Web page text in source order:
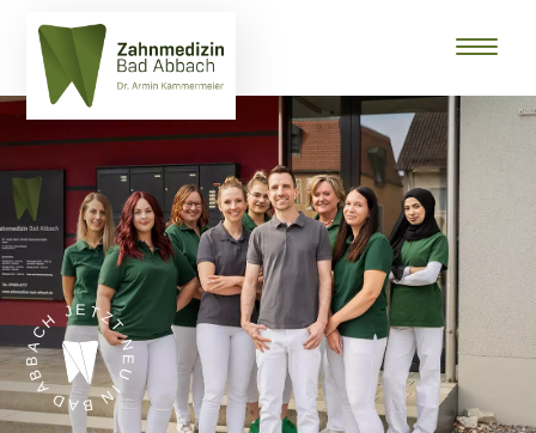
JETZT NEU IN BAD ABBACH •